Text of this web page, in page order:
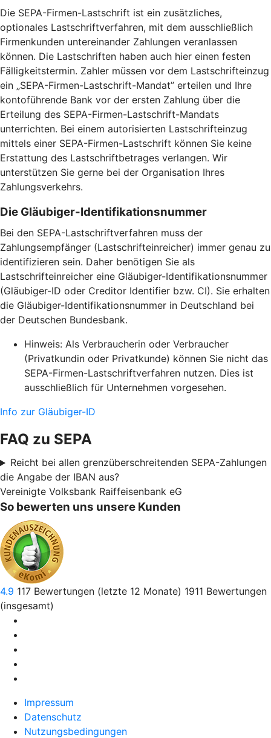
Die SEPA-Firmen-Lastschrift ist ein zusätzliches,
optionales Lastschriftverfahren, mit dem ausschließlich
Firmenkunden untereinander Zahlungen veranlassen
können. Die Lastschriften haben auch hier einen festen
Fälligkeitstermin. Zahler müssen vor dem Lastschrifteinzug
ein „SEPA-Firmen-Lastschrift-Mandat” erteilen und Ihre
kontoführende Bank vor der ersten Zahlung über die
Erteilung des SEPA-Firmen-Lastschrift-Mandats
unterrichten. Bei einem autorisierten Lastschrifteinzug
mittels einer SEPA-Firmen-Lastschrift können Sie keine
Erstattung des Lastschriftbetrages verlangen. Wir
unterstützen Sie gerne bei der Organisation Ihres
Zahlungsverkehrs.
Die Gläubiger-Identifikationsnummer
Bei den SEPA-Lastschriftverfahren muss der
Zahlungsempfänger (Lastschrifteinreicher) immer genau zu
identifizieren sein. Daher benötigen Sie als
Lastschrifteinreicher eine Gläubiger-Identifikationsnummer
(Gläubiger-ID oder Creditor Identifier bzw. CI). Sie erhalten
die Gläubiger-Identifikationsnummer in Deutschland bei
der Deutschen Bundesbank.
Hinweis: Als Verbraucherin oder Verbraucher
(Privatkundin oder Privatkunde) können Sie nicht das
SEPA-Firmen-Lastschriftverfahren nutzen. Dies ist
ausschließlich für Unternehmen vorgesehen.
Info zur Gläubiger-ID
FAQ zu SEPA
Reicht bei allen grenzüberschreitenden SEPA-Zahlungen
die Angabe der IBAN aus?
Vereinigte Volksbank Raiffeisenbank eG
So bewerten uns unsere Kunden
4.9 117 Bewertungen (letzte 12 Monate) 1911 Bewertungen
(insgesamt)
Impressum
Datenschutz
Nutzungsbedingungen